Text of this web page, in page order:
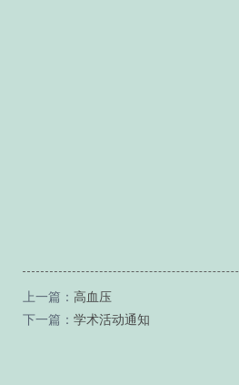
上一篇： 高血压
下一篇： 学术活动通知